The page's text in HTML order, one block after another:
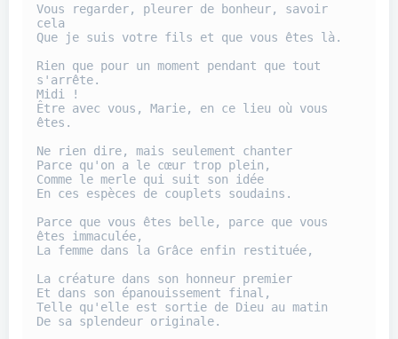
Vous regarder, pleurer de bonheur, savoir
cela
Que je suis votre fils et que vous êtes là.
Rien que pour un moment pendant que tout
s'arrête.
Midi !
Être avec vous, Marie, en ce lieu où vous
êtes.
Ne rien dire, mais seulement chanter
Parce qu'on a le cœur trop plein,
Comme le merle qui suit son idée
En ces espèces de couplets soudains.
Parce que vous êtes belle, parce que vous
êtes immaculée,
La femme dans la Grâce enfin restituée,
La créature dans son honneur premier
Et dans son épanouissement final,
Telle qu'elle est sortie de Dieu au matin
De sa splendeur originale.